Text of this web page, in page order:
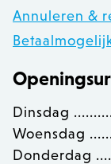
Annuleren &
Dinsdag
Woensdag
Donderdag